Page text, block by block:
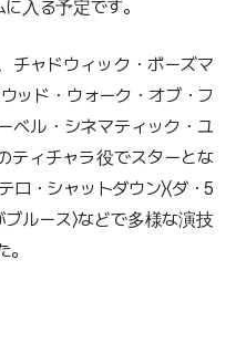
入る予定です。
チャドウィック・ボーズマ
ッド・ウォーク・オブ・フ
ベル・シネマティック・ユ
ティチャラ役でスターとな
・シャットダウン〉〈ダ・5
ブルース〉などで多様な演技